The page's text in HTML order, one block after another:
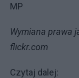
MP
Wymiana prawa
flickr.com
Czytaj dalej: